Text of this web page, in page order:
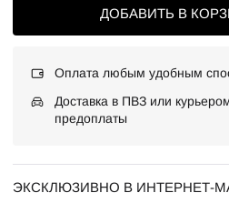
ДОБАВИТЬ В
Оплата любым удобным
Доставка в ПВЗ или
предоплаты
ЭКСКЛЮЗИВНО В ИНТЕРНЕТ-